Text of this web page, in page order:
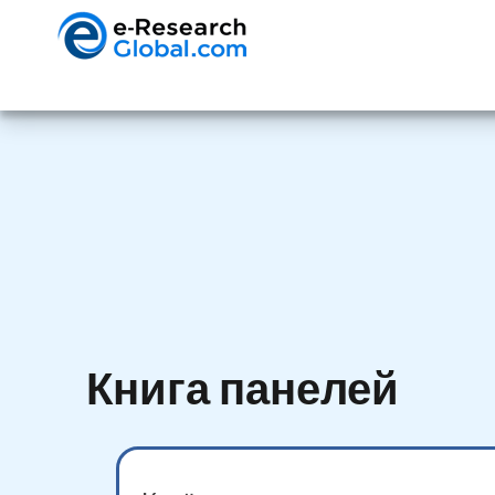
Книга панелей